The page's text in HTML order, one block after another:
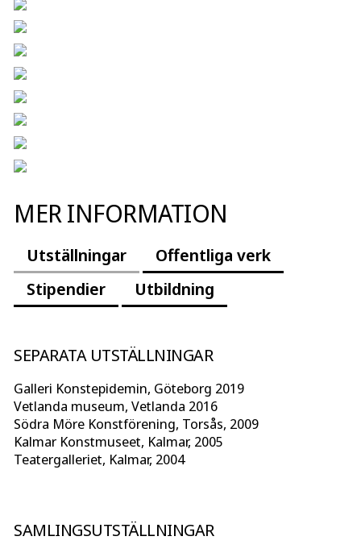
MER INFORMATION
Utställningar
Offentliga verk
Stipendier
Utbildning
SEPARATA UTSTÄLLNINGAR
Galleri Konstepidemin, Göteborg 2019
Vetlanda museum, Vetlanda 2016
Södra Möre Konstförening, Torsås, 2009
Kalmar Konstmuseet, Kalmar, 2005
Teatergalleriet, Kalmar, 2004
SAMLINGSUTSTÄLLNINGAR